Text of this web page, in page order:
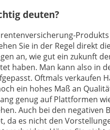
deuten?
Sie in der Regel direkt
an, wie gut ein zukunft
haben. Man kann also in
Oftmals verkaufen
ein hohes Maß an
genug auf Plattformen
Auch bei den negativen
es nicht den